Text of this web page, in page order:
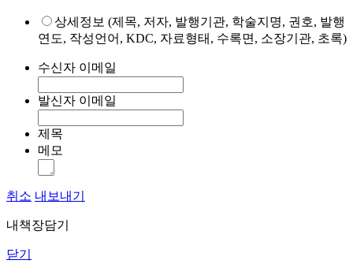
상세정보 (제목, 저자, 발행기관, 학술지명, 권호, 발행
연도, 작성언어, KDC, 자료형태, 수록면, 소장기관, 초록)
수신자 이메일
발신자 이메일
제목
메모
취소 내보내기
내책장담기
닫기